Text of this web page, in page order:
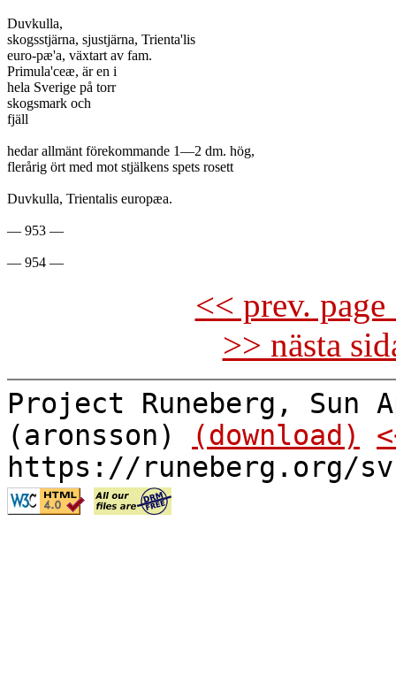
Duvkulla,
skogsstjärna, sjustjärna, Trienta'lis
euro-pæ'a, växtart av fam.
Primula'ceæ, är en i
hela Sverige på torr
skogsmark och
fjäll
hedar allmänt förekommande 1—2 dm. hög,
flerårig ört med mot stjälkens spets rosett
Duvkulla, Trientalis europæa.
— 953 —
<< prev.
>> nästa
Project Runeberg, Sun
(aronsson)
(download)
https://runeberg.org/